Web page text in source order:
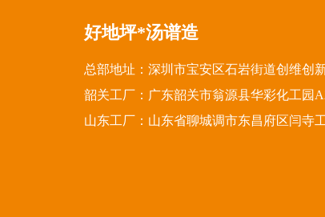
好地坪*汤谱造
总部地址：深圳市宝安区石岩街道创维创
韶关工厂：广东韶关市翁源县华彩化工园
山东工厂：山东省聊城调市东昌府区闫寺